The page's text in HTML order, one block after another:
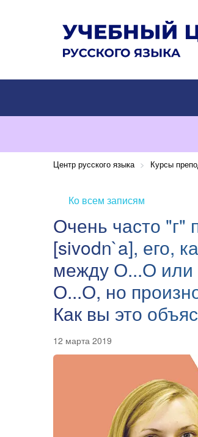
Центр русского языка > Курсы
Ко всем записям
Очень часто "г"
[sivodn`a], его,
между О...О или
О...О, но
Как вы это
12 марта 2019